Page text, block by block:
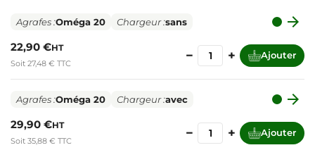
Agrafes :Oméga 20 Chargeur :sans 
22,90 €HT
Soit 27,48 € TTC
− + Ajouter
Agrafes :Oméga 20 Chargeur :avec 
29,90 €HT
Soit 35,88 € TTC
− + Ajouter